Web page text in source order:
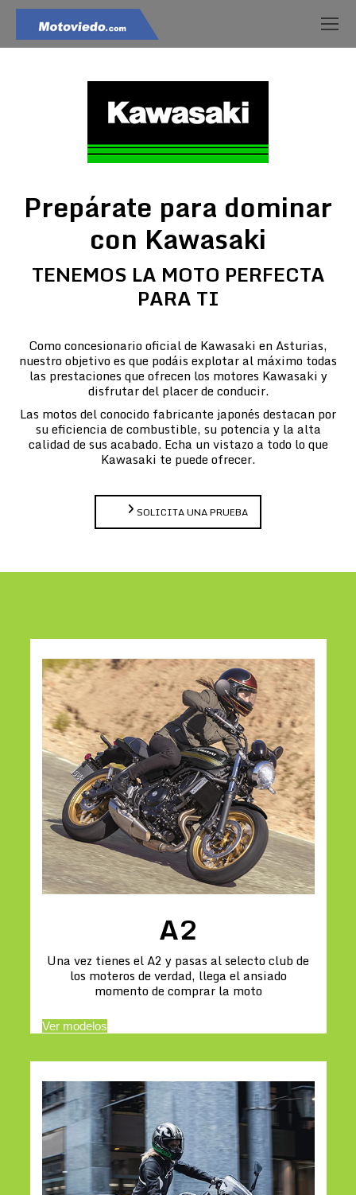
Prepárate para dominar
con Kawasaki
TENEMOS LA MOTO PERFECTA
PARA TI
Como concesionario oficial de Kawasaki en Asturias,
nuestro objetivo es que podáis explotar al máximo todas
las prestaciones que ofrecen los motores Kawasaki y
disfrutar del placer de conducir.
Las motos del conocido fabricante japonés destacan por
su eficiencia de combustible, su potencia y la alta
calidad de sus acabado. Echa un vistazo a todo lo que
Kawasaki te puede ofrecer.
SOLICITA UNA PRUEBA
A2
Una vez tienes el A2 y pasas al selecto club de
los moteros de verdad, llega el ansiado
momento de comprar la moto
Ver modelos